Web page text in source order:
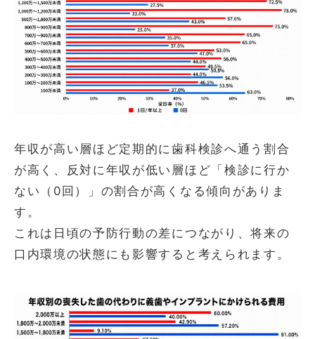
年収が高い層ほど定期的に歯科検診へ通う割合
が高く、反対に年収が低い層ほど「検診に行か
ない（0回）」の割合が高くなる傾向がありま
す。
これは日頃の予防行動の差につながり、将来の
口内環境の状態にも影響すると考えられます。